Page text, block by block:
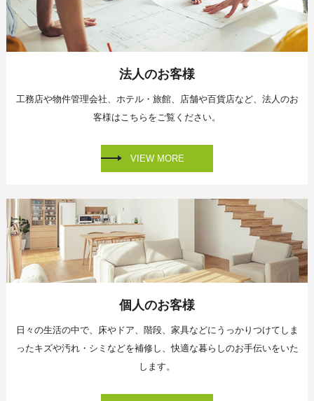
法人のお客様
工務店や物件管理会社、 ホテル・旅館、店舗や百貨店など、 法人のお
客様はこちらをご覧ください。
VIEW MORE
個人のお客様
日々の生活の中で、床やドア、階段、家具などに うっかりつけてしま
ったキズや汚れ・シミなどを補修し、快適な暮らしのお手伝いをいた
します。